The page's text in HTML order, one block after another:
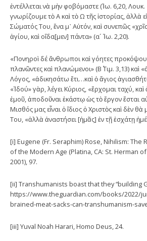
ἐντέλλεται νὰ μὴν φοβόμαστε (Ἰω. 6,20, Λουκ.
γνωρίζουμε τὸ Α καὶ τὸ Ω τῆς ἱστορίας, ἀλλὰ
Σώματός Του, ἕνα μ᾽ Αὐτόν, καὶ συνεπῶς
ἁγίου, καὶ οἴδα[μεν] πάντα» (α´ Ἰω. 2,20).
«Πονηροὶ δέ ἄνθρωποι καὶ γόητες
πλανῶντες καὶ πλανώμενοι» (Β΄ Τιμ. 3,13) καὶ
Λόγος, «ἀδικησάτω ἔτι…καὶ ὁ ἅγιος
«Ἰδού» γὰρ, λέγει Κύριος, «ἔρχομαι ταχύ,
ἐμοῦ, ἀποδοῦναι ἑκάστῳ ὡς τὸ ἔργον ἔσται
Μισθός μας εἶναι ὁ ἴδιος ὁ Χριστὸς καὶ δὲν
Του, «ἀλλὰ ἀναστήσει [ἡμᾶς] ἐν τῇ ἐσχάτῃ
[i] Eugene (Fr. Seraphim) Rose, Nihilism: The
of the Modern Age (Platina, CA: St. Herman
2001), 97.
[ii] Transhumanists boast that they “building
https://www.theguardian.com/books/2022/
brained-meat-sacks-can-transhumanism-
[iii] Yuval Noah Harari, Homo Deus, 24.